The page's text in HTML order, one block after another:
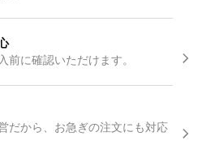
前に確認いただけます。
だから、お急ぎの注文にも対応